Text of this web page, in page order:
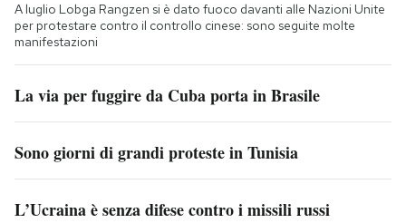
A luglio Lobga Rangzen si è dato fuoco davanti alle Nazioni Unite
per protestare contro il controllo cinese: sono seguite molte
manifestazioni
La via per fuggire da Cuba porta in Brasile
Sono giorni di grandi proteste in Tunisia
L’Ucraina è senza difese contro i missili russi